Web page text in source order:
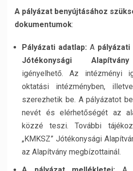
A pályázat benyújtásához
dokumentumok:
Pályázati adatlap: A pályázati
Jótékonysági Alapítvány
igényelhető. Az intézményi
oktatási intézményben,
szerezhetik be. A pályázatot
nevét és elérhetőségét az
közzé teszi. További
„KMKSZ” Jótékonysági
az Alapítvány megbízottainál.